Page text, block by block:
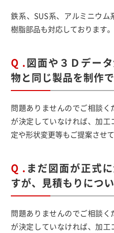
鉄系、SUS系、アルミニウム
樹脂部品も対応しております。
Q .図面や３Ｄデー
物と同じ製品を制作
問題ありませんのでご相談
が決定していなければ、加
定や形状変更等もご提案させ
Q . まだ図面が正式
すが、見積もりにつ
問題ありませんのでご相談
が決定していなければ、加